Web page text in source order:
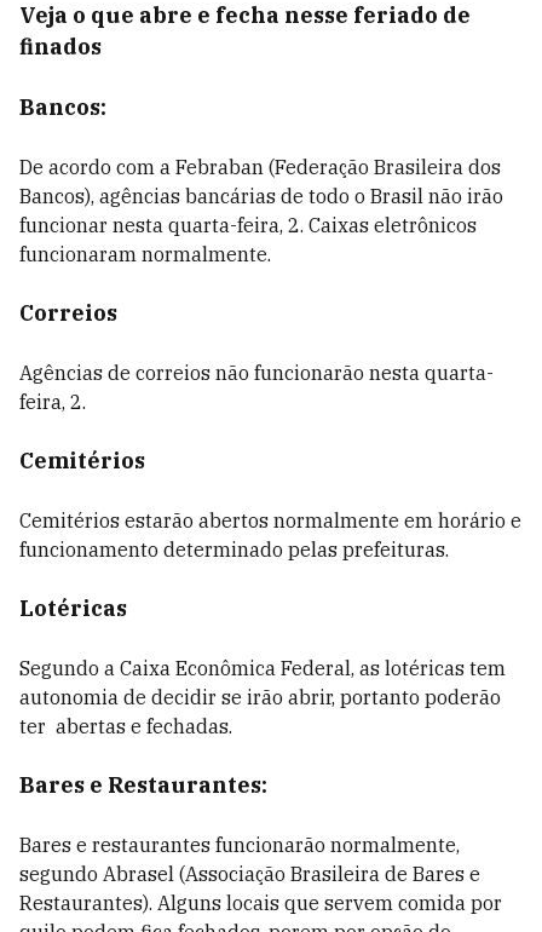
Veja o que abre e fecha nesse feriado de
finados
Bancos:
De acordo com a Febraban (Federação Brasileira dos
Bancos), agências bancárias de todo o Brasil não irão
funcionar nesta quarta-feira, 2. Caixas eletrônicos
funcionaram normalmente.
Correios
Agências de correios não funcionarão nesta quarta-
feira, 2.
Cemitérios
Cemitérios estarão abertos normalmente em horário e
funcionamento determinado pelas prefeituras.
Lotéricas
Segundo a Caixa Econômica Federal, as lotéricas tem
autonomia de decidir se irão abrir, portanto poderão
ter abertas e fechadas.
Bares e Restaurantes:
Bares e restaurantes funcionarão normalmente,
segundo Abrasel (Associação Brasileira de Bares e
Restaurantes). Alguns locais que servem comida por